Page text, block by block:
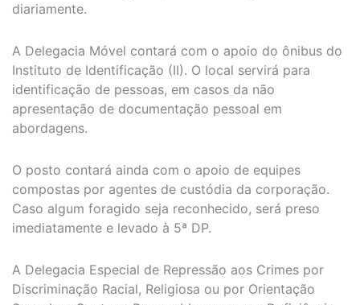
diariamente.
A Delegacia Móvel contará com o apoio do ônibus do
Instituto de Identificação (II). O local servirá para
identificação de pessoas, em casos da não
apresentação de documentação pessoal em
abordagens.
O posto contará ainda com o apoio de equipes
compostas por agentes de custódia da corporação.
Caso algum foragido seja reconhecido, será preso
imediatamente e levado à 5ª DP.
A Delegacia Especial de Repressão aos Crimes por
Discriminação Racial, Religiosa ou por Orientação